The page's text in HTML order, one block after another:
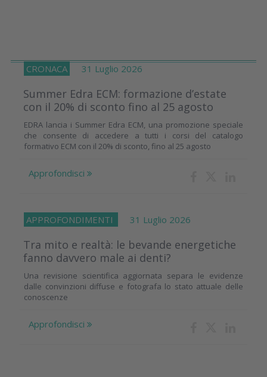
CRONACA 31 Luglio 2026
Summer Edra ECM: formazione d’estate
con il 20% di sconto fino al 25 agosto
EDRA lancia i Summer Edra ECM, una promozione speciale
che consente di accedere a tutti i corsi del catalogo
formativo ECM con il 20% di sconto, fino al 25 agosto
Approfondisci
APPROFONDIMENTI 31 Luglio 2026
Tra mito e realtà: le bevande energetiche
fanno davvero male ai denti?
Una revisione scientifica aggiornata separa le evidenze
dalle convinzioni diffuse e fotografa lo stato attuale delle
conoscenze
Approfondisci